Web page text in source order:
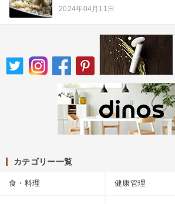
2024年04月11日
カテゴリー一覧
食・料理 健康管理